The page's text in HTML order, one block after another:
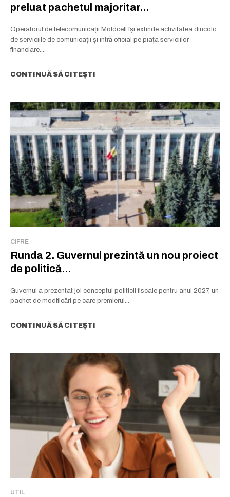
preluat pachetul majoritar...
Operatorul de telecomunicații Moldcell își extinde activitatea dincolo
de serviciile de comunicații și intră oficial pe piața serviciilor
financiare....
CONTINUĂ SĂ CITEȘTI
CIFRE
Runda 2. Guvernul prezintă un nou proiect
de politică...
Guvernul a prezentat joi conceptul politicii fiscale pentru anul 2027, un
pachet de modificări pe care premierul...
CONTINUĂ SĂ CITEȘTI
UTIL